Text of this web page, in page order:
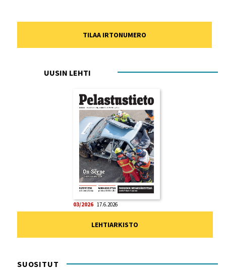
TILAA IRTONUMERO
UUSIN LEHTI
03/2026 17.6.2026
LEHTIARKISTO
SUOSITUT